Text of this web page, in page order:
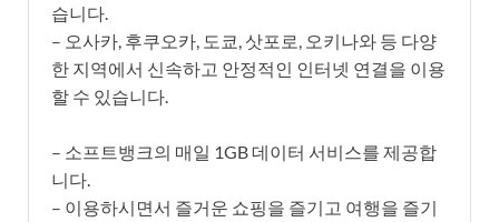
습니다.
– 오사카, 후쿠오카, 도쿄, 삿포로, 오키나와 등 다양
한 지역에서 신속하고 안정적인 인터넷 연결을 이용
할 수 있습니다.
– 소프트뱅크의 매일 1GB 데이터 서비스를 제공합
니다.
– 이용하시면서 즐거운 쇼핑을 즐기고 여행을 즐기